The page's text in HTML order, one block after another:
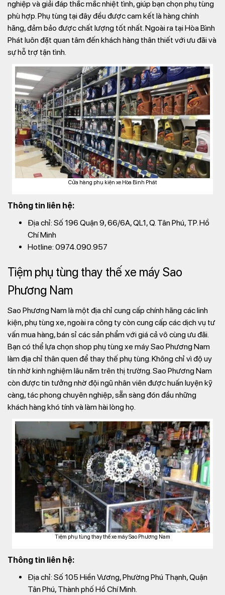
nghiệp và giải đáp thắc mắc nhiệt tình, giúp bạn chọn phụ tùng
phù hợp. Phụ tùng tại đây đều được cam kết là hàng chính
hãng, đảm bảo được chất lượng tốt nhất. Ngoài ra tại Hòa Bình
Phát luôn đặt quan tâm đến khách hàng thân thiết với ưu đãi và
sự hỗ trợ tận tình.
Cửa hàng phụ kiện xe Hòa Bình Phát
Thông tin liên hệ:
Địa chỉ: Số 196 Quận 9, 66/6A, QL1, Q. Tân Phú, TP. Hồ
Chí Minh
Hotline: 0974.090.957
Tiệm phụ tùng thay thế xe máy Sao
Phương Nam
Sao Phương Nam là một địa chỉ cung cấp chính hãng các linh
kiện, phụ tùng xe, ngoài ra công ty còn cung cấp các dịch vụ tư
vấn mua hàng, bán sỉ các sản phẩm với giá cả vô cùng ưu đãi.
Bạn có thể lựa chọn shop phụ tùng xe máy Sao Phương Nam
làm địa chỉ thân quen để thay thế phụ tùng. Không chỉ vì độ uy
tín nhờ kinh nghiệm lâu năm trên thị trường. Sao Phương Nam
còn được tin tưởng nhờ đội ngũ nhân viên được huấn luyện kỹ
càng, tác phong chuyên nghiệp, sẵn sàng đón đầu những
khách hàng khó tính và làm hài lòng họ.
Tiệm phụ tùng thay thế xe máy Sao Phương Nam
Thông tin liên hệ:
Địa chỉ: Số 105 Hiền Vương, Phường Phú Thạnh, Quận
Tân Phú, Thành phố Hồ Chí Minh.